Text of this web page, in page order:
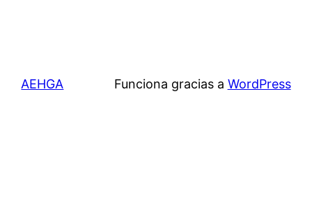
AEHGA Funciona gracias a WordPress